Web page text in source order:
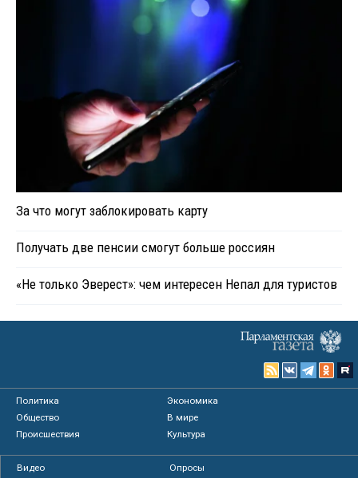
За что могут заблокировать карту
Получать две пенсии смогут больше россиян
«Не только Эверест»: чем интересен Непал для туристов
Политика
Экономика
Общество
В мире
Происшествия
Культура
Видео
Опросы